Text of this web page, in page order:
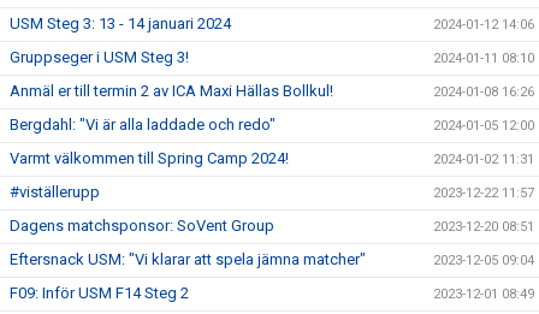
USM Steg 3: 13 - 14 januari 2024 2024-01-12 14:06
Gruppseger i USM Steg 3! 2024-01-11 08:10
Anmäl er till termin 2 av ICA Maxi Hällas Bollkul! 2024-01-08 16:26
Bergdahl: "Vi är alla laddade och redo" 2024-01-05 12:00
Varmt välkommen till Spring Camp 2024! 2024-01-02 11:31
#viställerupp 2023-12-22 11:57
Dagens matchsponsor: SoVent Group 2023-12-20 08:51
Eftersnack USM: "Vi klarar att spela jämna matcher" 2023-12-05 09:04
F09: Inför USM F14 Steg 2 2023-12-01 08:49